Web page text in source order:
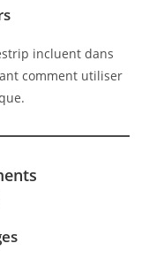
incluent dans
comment utiliser